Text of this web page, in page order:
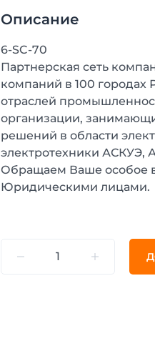
Описание
6-SC-70
Партнерская сеть
компаний в 100 городах
отраслей
организации,
решений в области
электротехники АСКУЭ,
Обращаем Ваше особое
Юридическими лицами.